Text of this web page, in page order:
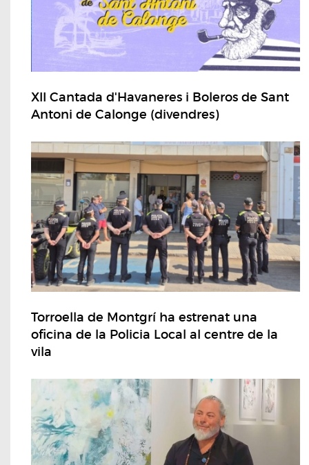
XII Cantada d'Havaneres i Boleros de Sant
Antoni de Calonge (divendres)
Torroella de Montgrí ha estrenat una
oficina de la Policia Local al centre de la
vila